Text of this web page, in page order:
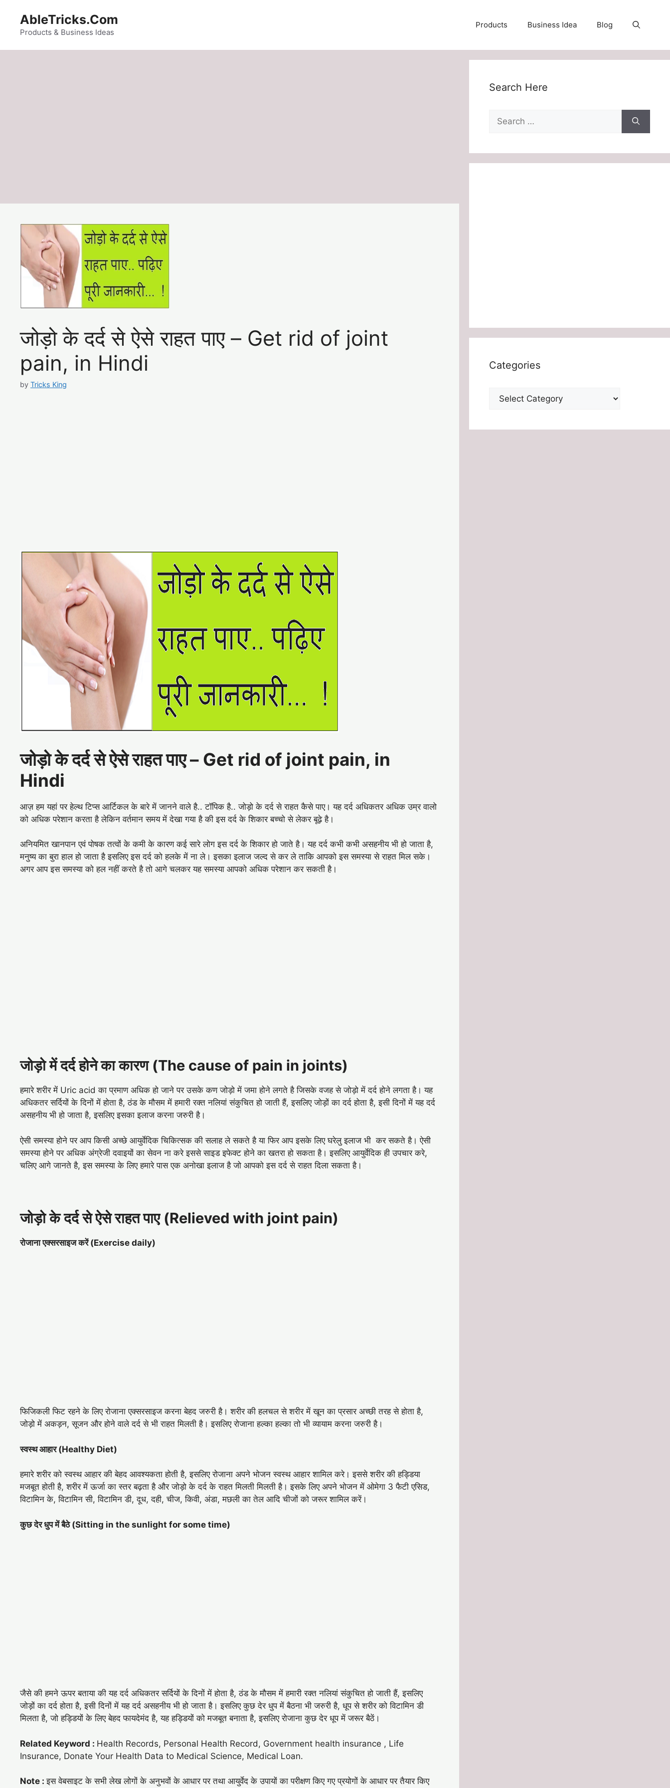
content
AbleTricks.Com
Products & Business Ideas
Products Business Idea Blog
जोड़ो के दर्द से ऐसे राहत पाए – Get rid of joint
pain, in Hindi
by Tricks King
जोड़ो के दर्द से ऐसे राहत पाए – Get rid of joint pain, in
Hindi
आज़ हम यहां पर हेल्थ टिप्स आर्टिकल के बारे में जानने वाले है.. टॉपिक है.. जोड़ो के दर्द से राहत कैसे पाए। यह दर्द अधिकतर अधिक उम्र वालो
को अधिक परेशान करता है लेकिन वर्तमान समय में देखा गया है की इस दर्द के शिकार बच्चो से लेकर बूढ़े है।
अनियमित खानपान एवं पोषक तत्वों के कमी के कारण कई सारे लोग इस दर्द के शिकार हो जाते है। यह दर्द कभी कभी असहनीय भी हो जाता है,
मनुष्य का बुरा हाल हो जाता है इसलिए इस दर्द को हलके में ना ले। इसका इलाज जल्द से कर ले ताकि आपको इस समस्या से राहत मिल सके।
अगर आप इस समस्या को हल नहीं करते है तो आगे चलकर यह समस्या आपको अधिक परेशान कर सकती है।
जोड़ो में दर्द होने का कारण (The cause of pain in joints)
हमारे शरीर में Uric acid का प्रमाण अधिक हो जाने पर उसके कण जोड़ो में जमा होने लगते है जिसके वजह से जोड़ो में दर्द होने लगता है। यह
अधिकतर सर्दियों के दिनों में होता है, ठंड के मौसम में हमारी रक्त नलियां संकुचित हो जाती हैं, इसलिए जोड़ों का दर्द होता है, इसी दिनों में यह दर्द
असहनीय भी हो जाता है, इसलिए इसका इलाज करना जरुरी है।
ऐसी समस्या होने पर आप किसी अच्छे आयुर्वेदिक चिकित्सक की सलाह ले सकते है या फिर आप इसके लिए घरेलु इलाज भी कर सकते है। ऐसी
समस्या होने पर अधिक अंग्रेजी दवाइयों का सेवन ना करे इससे साइड इफेक्ट होने का खतरा हो सकता है। इसलिए आयुर्वेदिक ही उपचार करे,
चलिए आगे जानते है, इस समस्या के लिए हमारे पास एक अनोखा इलाज है जो आपको इस दर्द से राहत दिला सकता है।
जोड़ो के दर्द से ऐसे राहत पाए (Relieved with joint pain)
रोजाना एक्सरसाइज करें (Exercise daily)
फिजिकली फिट रहने के लिए रोजाना एक्सरसाइज करना बेहद जरुरी है। शरीर की हलचल से शरीर में खून का प्रसार अच्छी तरह से होता है,
जोड़ो में अकड़न, सूजन और होने वाले दर्द से भी राहत मिलती है। इसलिए रोजाना हल्का हल्का तो भी व्यायाम करना जरुरी है।
स्वस्थ आहार (Healthy Diet)
हमारे शरीर को स्वस्थ आहार की बेहद आवश्यकता होती है, इसलिए रोजाना अपने भोजन स्वस्थ आहार शामिल करे। इससे शरीर की हड्डिया
मजबूत होती है, शरीर में ऊर्जा का स्तर बढ़ता है और जोड़ो के दर्द के राहत मिलती मिलती है। इसके लिए अपने भोजन में ओमेगा 3 फैटी एसिड,
विटामिन के, विटामिन सी, विटामिन डी, दूध, दही, चीज, किवी, अंडा, मछली का तेल आदि चीजों को जरूर शामिल करें।
कुछ देर धुप में बैठे (Sitting in the sunlight for some time)
जैसे की हमने ऊपर बताया की यह दर्द अधिकतर सर्दियों के दिनों में होता है, ठंड के मौसम में हमारी रक्त नलियां संकुचित हो जाती हैं, इसलिए
जोड़ों का दर्द होता है, इसी दिनों में यह दर्द असहनीय भी हो जाता है। इसलिए कुछ देर धुप में बैठना भी जरुरी है, धूप से शरीर को विटामिन डी
मिलता है, जो हड्डियों के लिए बेहद फायदेमंद है, यह हड्डियों को मजबूत बनाता है, इसलिए रोजाना कुछ देर धूप में जरूर बैठें।
Related Keyword : Health Records, Personal Health Record, Government health insurance , Life
Insurance, Donate Your Health Data to Medical Science, Medical Loan.
Note :इस वेबसाइट के सभी लेख लोगों के अनुभवों के आधार पर तथा आयुर्वेद के उपायों का परीक्षण किए गए प्रयोगों के आधार पर तैयार किए
Search Here
Search
for:
Categories
Categories